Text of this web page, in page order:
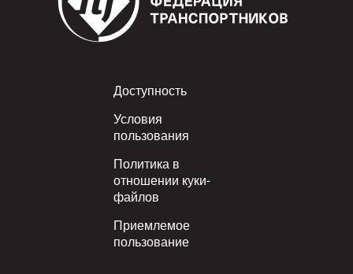
Footer
Доступность
Условия
пользования
Политика в
отношении куки-
файлов
Приемлемое
пользование